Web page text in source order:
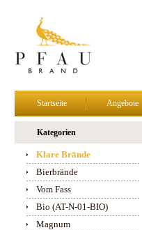
Startseite Angebote
Kategorien
Klare Brände
Bierbrände
Vom Fass
Bio (AT-N-01-BIO)
Magnum